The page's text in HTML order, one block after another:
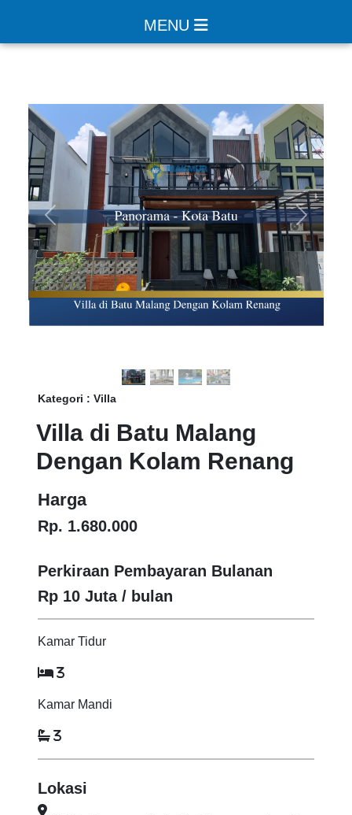
MENU
Sebelumnya
Kategori : Villa
Villa di Batu Malang
Dengan Kolam Renang
Harga
Rp. 1.680.000
Perkiraan Pembayaran Bulanan
Rp 10 Juta / bulan
Kamar Tidur
3
Kamar Mandi
3
Lokasi